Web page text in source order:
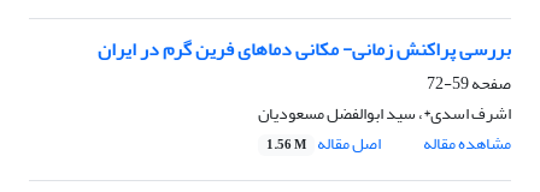
بررسی پراکنش زمانی- ‌مکانی دماهای فرین گرم در ایران
صفحه59-72
اشرف اسدی*، سید ابوالفضل مسعودیان
مشاهده مقاله
اصل مقاله 1.56 M